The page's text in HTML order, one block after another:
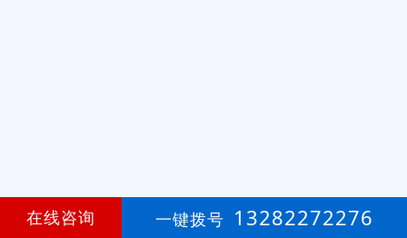
在线咨询 一键拨号 13282272276